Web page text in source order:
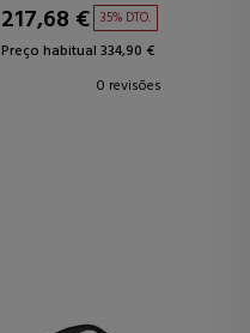
217,68 € 35% DTO.
Preço habitual 334,90 €
0 revisões